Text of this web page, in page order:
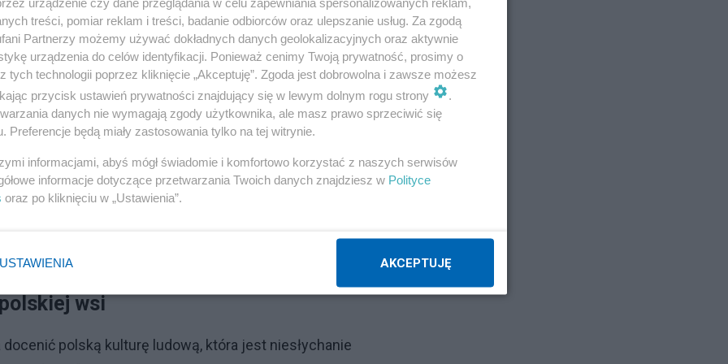
lokalnego przetwórstwa. Ale trzeba pamiętać, że
jeżeli druga strona stworzy rząd, to będzie on
z Prezydentem, a to jest droga do anarchii.
wsi
polską kulturę ludową, która jest niesłychanie
treści, pomiar reklam i treści, badanie odbiorców oraz ulepszanie usług. Za zgodą
Partnerzy możemy używać dokładnych danych geolokalizacyjnych oraz aktywnie
urządzenia do celów identyfikacji. Ponieważ cenimy Twoją prywatność, prosimy o
tych technologii poprzez kliknięcie „Akceptuję”. Zgoda jest dobrowolna i zawsze możesz
przycisk ustawień prywatności znajdujący się w lewym dolnym rogu strony
.
danych nie wymagają zgody użytkownika, ale masz prawo sprzeciwić się
Preferencje będą miały zastosowania tylko na tej witrynie.
informacjami, abyś mógł świadomie i komfortowo korzystać z naszych serwisów
informacje dotyczące przetwarzania Twoich danych znajdziesz w Polityce
oraz po kliknięciu w „Ustawienia”.
USTAWIENIA AKCEPTUJĘ